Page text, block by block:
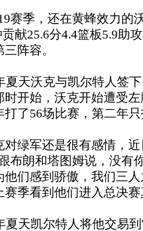
季，还在黄蜂效力的
献25.6分4.4篮板5.9助
阵容。
天沃克与凯尔特人签下
时开始，沃克开始遭受
打了56场比赛，第二年
军还是很有感情，近
布朗和塔图姆说，没有
他们感到骄傲，我们三
赛季看到他们进入总决
天凯尔特人将他交易到